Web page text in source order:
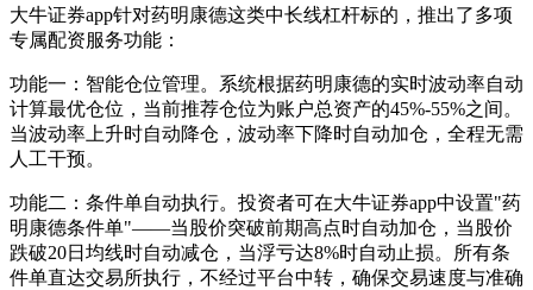
大牛证券app针对药明康德这类中长线杠杆标的，推出了多项
专属配资服务功能：
功能一：智能仓位管理。系统根据药明康德的实时波动率自动
计算最优仓位，当前推荐仓位为账户总资产的45%-55%之间。
当波动率上升时自动降仓，波动率下降时自动加仓，全程无需
人工干预。
功能二：条件单自动执行。投资者可在大牛证券app中设置"药
明康德条件单"——当股价突破前期高点时自动加仓，当股价
跌破20日均线时自动减仓，当浮亏达8%时自动止损。所有条
件单直达交易所执行，不经过平台中转，确保交易速度与准确